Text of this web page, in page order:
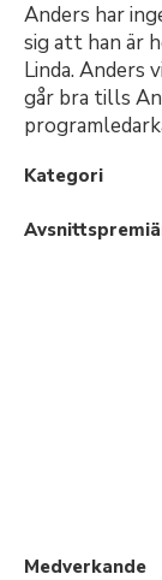
Anders har
sig att han är
Linda. Anders
går bra tills
Kategori
Medverkande